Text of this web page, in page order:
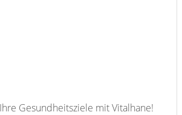
Gesundheitsziele mit Vitalhane!